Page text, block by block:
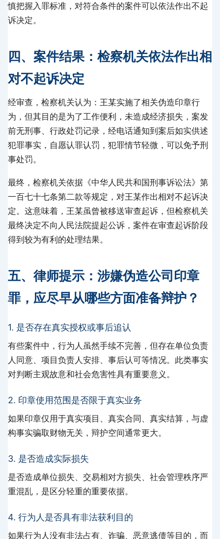
慎把握入罪标准，对符合条件的案件可以依法作出不起
诉决定。
四、案件结果：检察机关依法作出相
对不起诉决定
经审查，检察机关认为：王某实施了相关伪造印章行
为，但其目的是为了工作便利，未造成经济损失，案发
前无刑事、行政处罚记录，经电话通知到案后如实供述
犯罪事实，自愿认罪认罚，犯罪情节轻微，可以免予刑
事处罚。
最终，检察机关依据《中华人民共和国刑事诉讼法》第
一百七十七条第二款等规定，对王某作出相对不起诉决
定。这意味着，王某虽曾被移送审查起诉，但检察机关
最终决定不向人民法院提起公诉，案件在审查起诉阶段
得到较为有利的处理结果。
五、律师提示：涉嫌伪造公司印章
罪，应尽早从哪些方面准备辩护？
1. 是否存在真实授权或事后追认
有些案件中，行为人虽然手续不完善，但存在单位负责
人同意、项目负责人安排、事后认可等情况。此类事实
对判断主观故意和社会危害性具有重要意义。
2. 印章使用范围是否限于真实业务
如果印章仅用于真实项目、真实合同、真实结算，与虚
构事实骗取财物无关，辩护空间通常更大。
3. 是否造成实际损失
是否造成单位损失、交易相对方损失、社会管理秩序严
重混乱，是区分轻重的重要依据。
4. 行为人是否具有非法获利目的
如果行为人没有非法占有、诈骗、恶意逃债等目的，而